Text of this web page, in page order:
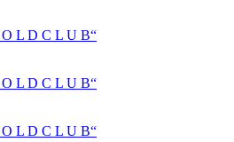
L D C L U B“
L D C L U B“
L D C L U B“